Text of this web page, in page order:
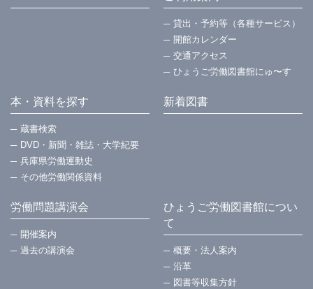
貸出・予約等（各種サービス）
開館カレンダー
交通アクセス
ひょうご労働図書館にゅ〜す
本・資料を探す
蔵書検索
DVD・新聞・雑誌・大学紀要
兵庫県労働運動史
その他労働関係資料
新着図書
労働問題講演会
開催案内
過去の講演会
ひょうご労働図書館につい
て
概要・法⼈案内
沿革
図書等収集方針